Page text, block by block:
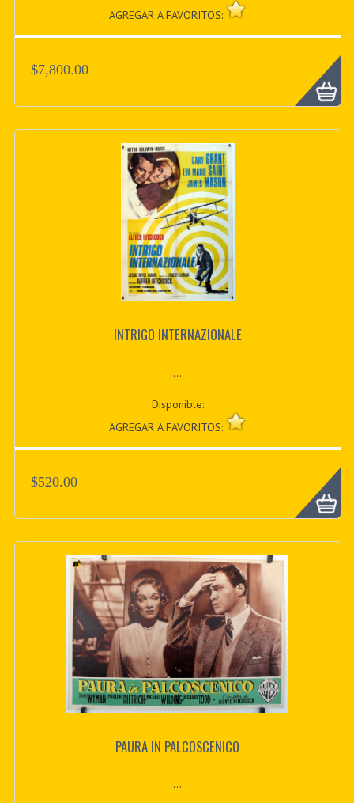
AGREGAR A FAVORITOS:
$7,800.00
INTRIGO INTERNAZIONALE
...
Disponible:
AGREGAR A FAVORITOS:
$520.00
PAURA IN PALCOSCENICO
...